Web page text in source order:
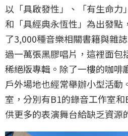
以「具啟發性」、「有生命力
和「具經典永恆性」為出發點
了3,000種音樂相關書籍與雜
過一萬張黑膠唱片，這裡面包
稀絕版專輯。除了一樓的咖啡
戶外場地也經常舉辦小型活動
室，分別有B1的錄音工作室
供更多的表演舞台給缺乏資源